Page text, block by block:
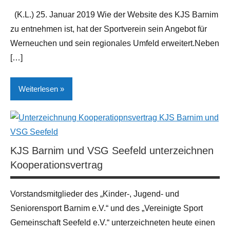
der
Region
Sport
(K.L.) 25. Januar 2019 Wie der Website des KJS Barnim
zu entnehmen ist, hat der Sportverein sein Angebot für
Werneuchen und sein regionales Umfeld erweitert.Neben
[…]
Weiterlesen
Allgemeines
Leistungssport
Neues
der
Region
Sport
KJS Barnim und VSG Seefeld unterzeichnen
Kooperationsvertrag
Vorstandsmitglieder des „Kinder-, Jugend- und
Seniorensport Barnim e.V.“ und des „Vereinigte Sport
Gemeinschaft Seefeld e.V.“ unterzeichneten heute einen